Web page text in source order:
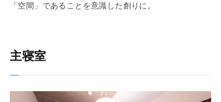
「空間」であることを意識した創りに。
主寝室